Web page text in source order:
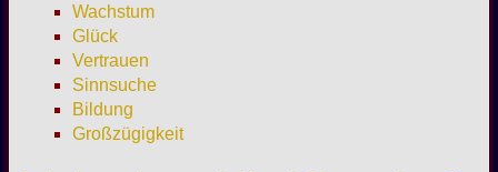
Wachstum
Glück
Vertrauen
Sinnsuche
Bildung
Großzügigkeit